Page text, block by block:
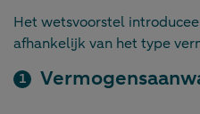
Het wetsvoorstel
afhankelijk van het type